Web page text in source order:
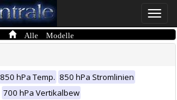
Toggle
Alle Modelle
850 hPa Temp. 850 hPa Stromlinien
700 hPa Vertikalbew